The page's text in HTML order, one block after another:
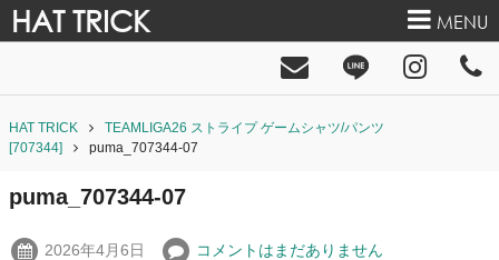
HAT TRICK MENU
HAT TRICK
TEAMLIGA26 ストライプ ゲームシャツ/パンツ
[707344]
puma_707344-07
puma_707344-07
2026年4月6日 コメントはまだありません